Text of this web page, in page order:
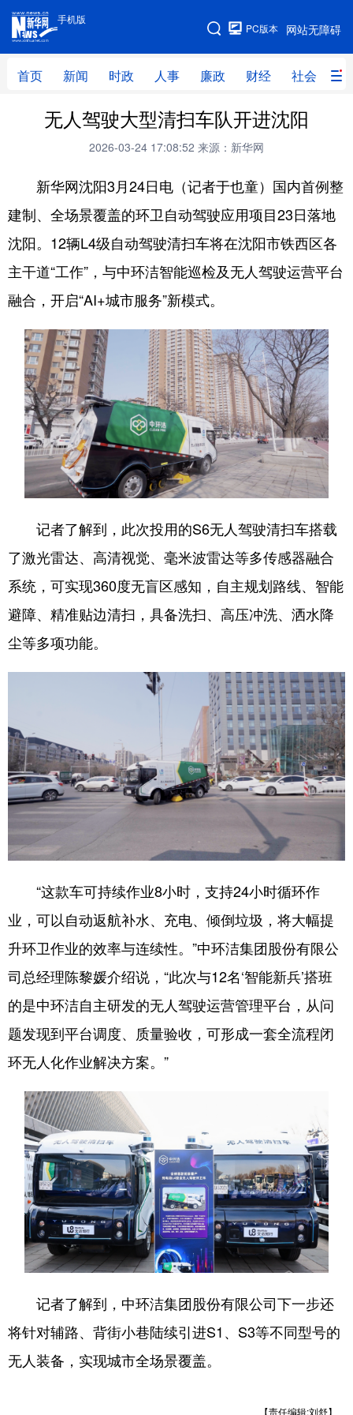
手机版
网站无障碍
PC版本
首页 新闻 时政 人事 廉政 财经 社会 科
手机版
网站地图
首页 新闻 时政 人事
财经 社会
文化 教育 健康 旅游
体育 视频 直播 无人机
地方频道
辽宁 上海 江苏
浙江 福建 江西
山东 河南 湖北 湖南
广东 广西 海南 重庆
四川 贵州 云南 西藏
多语种频道
English
Русский язык 日本語 한국어
无人驾驶大型清扫车队开进沈阳
2026-03-24 17:08:52 来源：新华网
新华网沈阳3月24日电（记者于也童）国内首例整
建制、全场景覆盖的环卫自动驾驶应用项目23日落地
沈阳。12辆L4级自动驾驶清扫车将在沈阳市铁西区各
主干道“工作”，与中环洁智能巡检及无人驾驶运营平台
融合，开启“AI+城市服务”新模式。
记者了解到，此次投用的S6无人驾驶清扫车搭载
了激光雷达、高清视觉、毫米波雷达等多传感器融合
系统，可实现360度无盲区感知，自主规划路线、智能
避障、精准贴边清扫，具备洗扫、高压冲洗、洒水降
尘等多项功能。
“这款车可持续作业8小时，支持24小时循环作
业，可以自动返航补水、充电、倾倒垃圾，将大幅提
升环卫作业的效率与连续性。”中环洁集团股份有限公
司总经理陈黎媛介绍说，“此次与12名‘智能新兵’搭班
的是中环洁自主研发的无人驾驶运营管理平台，从问
题发现到平台调度、质量验收，可形成一套全流程闭
环无人化作业解决方案。”
记者了解到，中环洁集团股份有限公司下一步还
将针对辅路、背街小巷陆续引进S1、S3等不同型号的
无人装备，实现城市全场景覆盖。
【责任编辑:刘舒】